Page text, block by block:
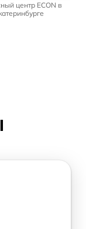
центр ECON в